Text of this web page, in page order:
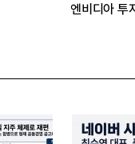
만에 티슈진 2억 매